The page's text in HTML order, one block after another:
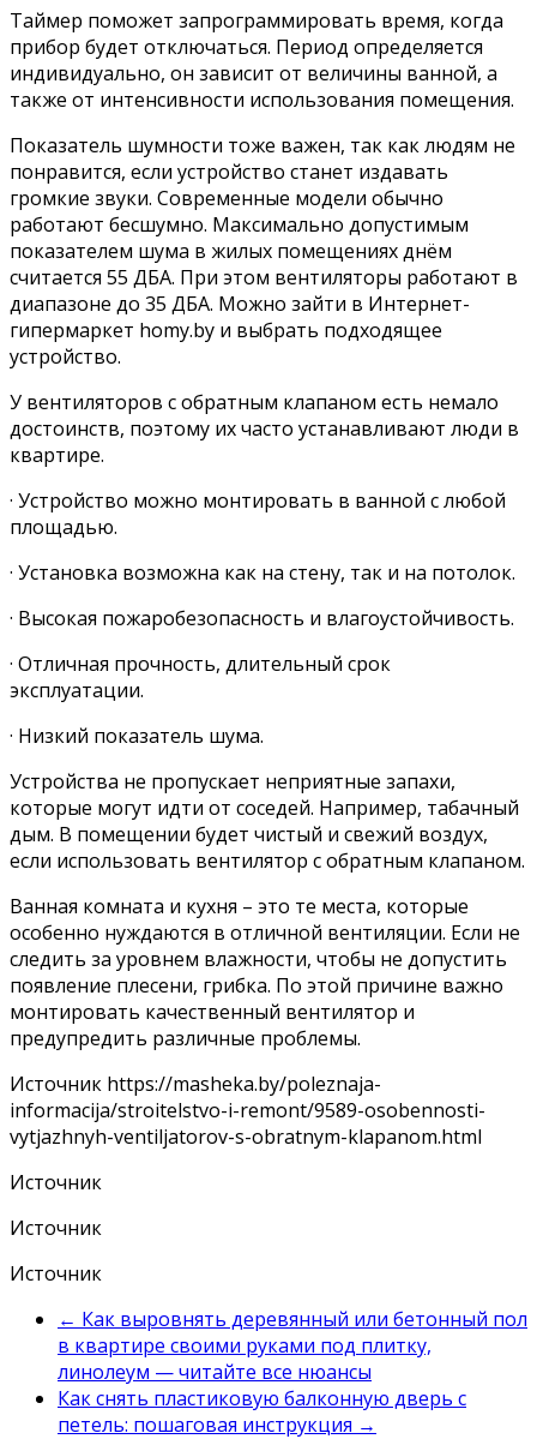
Таймер поможет запрограммировать время, когда
прибор будет отключаться. Период определяется
индивидуально, он зависит от величины ванной, а
также от интенсивности использования помещения.
Показатель шумности тоже важен, так как людям не
понравится, если устройство станет издавать
громкие звуки. Современные модели обычно
работают бесшумно. Максимально допустимым
показателем шума в жилых помещениях днём
считается 55 ДБА. При этом вентиляторы работают в
диапазоне до 35 ДБА. Можно зайти в Интернет-
гипермаркет homy.by и выбрать подходящее
устройство.
У вентиляторов с обратным клапаном есть немало
достоинств, поэтому их часто устанавливают люди в
квартире.
· Устройство можно монтировать в ванной с любой
площадью.
· Установка возможна как на стену, так и на потолок.
· Высокая пожаробезопасность и влагоустойчивость.
· Отличная прочность, длительный срок
эксплуатации.
· Низкий показатель шума.
Устройства не пропускает неприятные запахи,
которые могут идти от соседей. Например, табачный
дым. В помещении будет чистый и свежий воздух,
если использовать вентилятор с обратным клапаном.
Ванная комната и кухня – это те места, которые
особенно нуждаются в отличной вентиляции. Если не
следить за уровнем влажности, чтобы не допустить
появление плесени, грибка. По этой причине важно
монтировать качественный вентилятор и
предупредить различные проблемы.
Источник https://masheka.by/poleznaja-
informacija/stroitelstvo-i-remont/9589-osobennosti-
vytjazhnyh-ventiljatorov-s-obratnym-klapanom.html
Источник
Источник
Источник
← Как выровнять деревянный или бетонный пол
в квартире своими руками под плитку,
линолеум — читайте все нюансы
Как снять пластиковую балконную дверь с
петель: пошаговая инструкция →